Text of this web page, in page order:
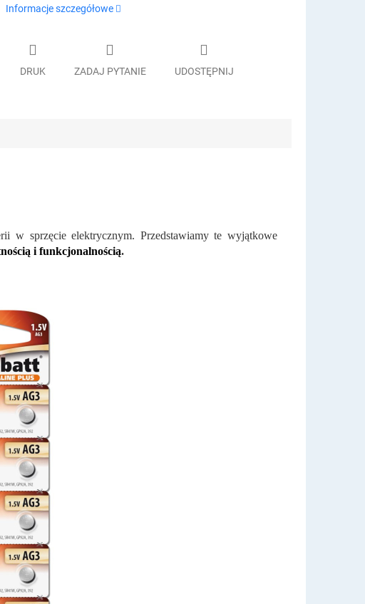
Informacje szczegółowe
DRUK ZADAJ PYTANIE UDOSTĘPNIJ
w sprzęcie elektrycznym. Przedstawiamy te wyjątkowe
i funkcjonalnością.